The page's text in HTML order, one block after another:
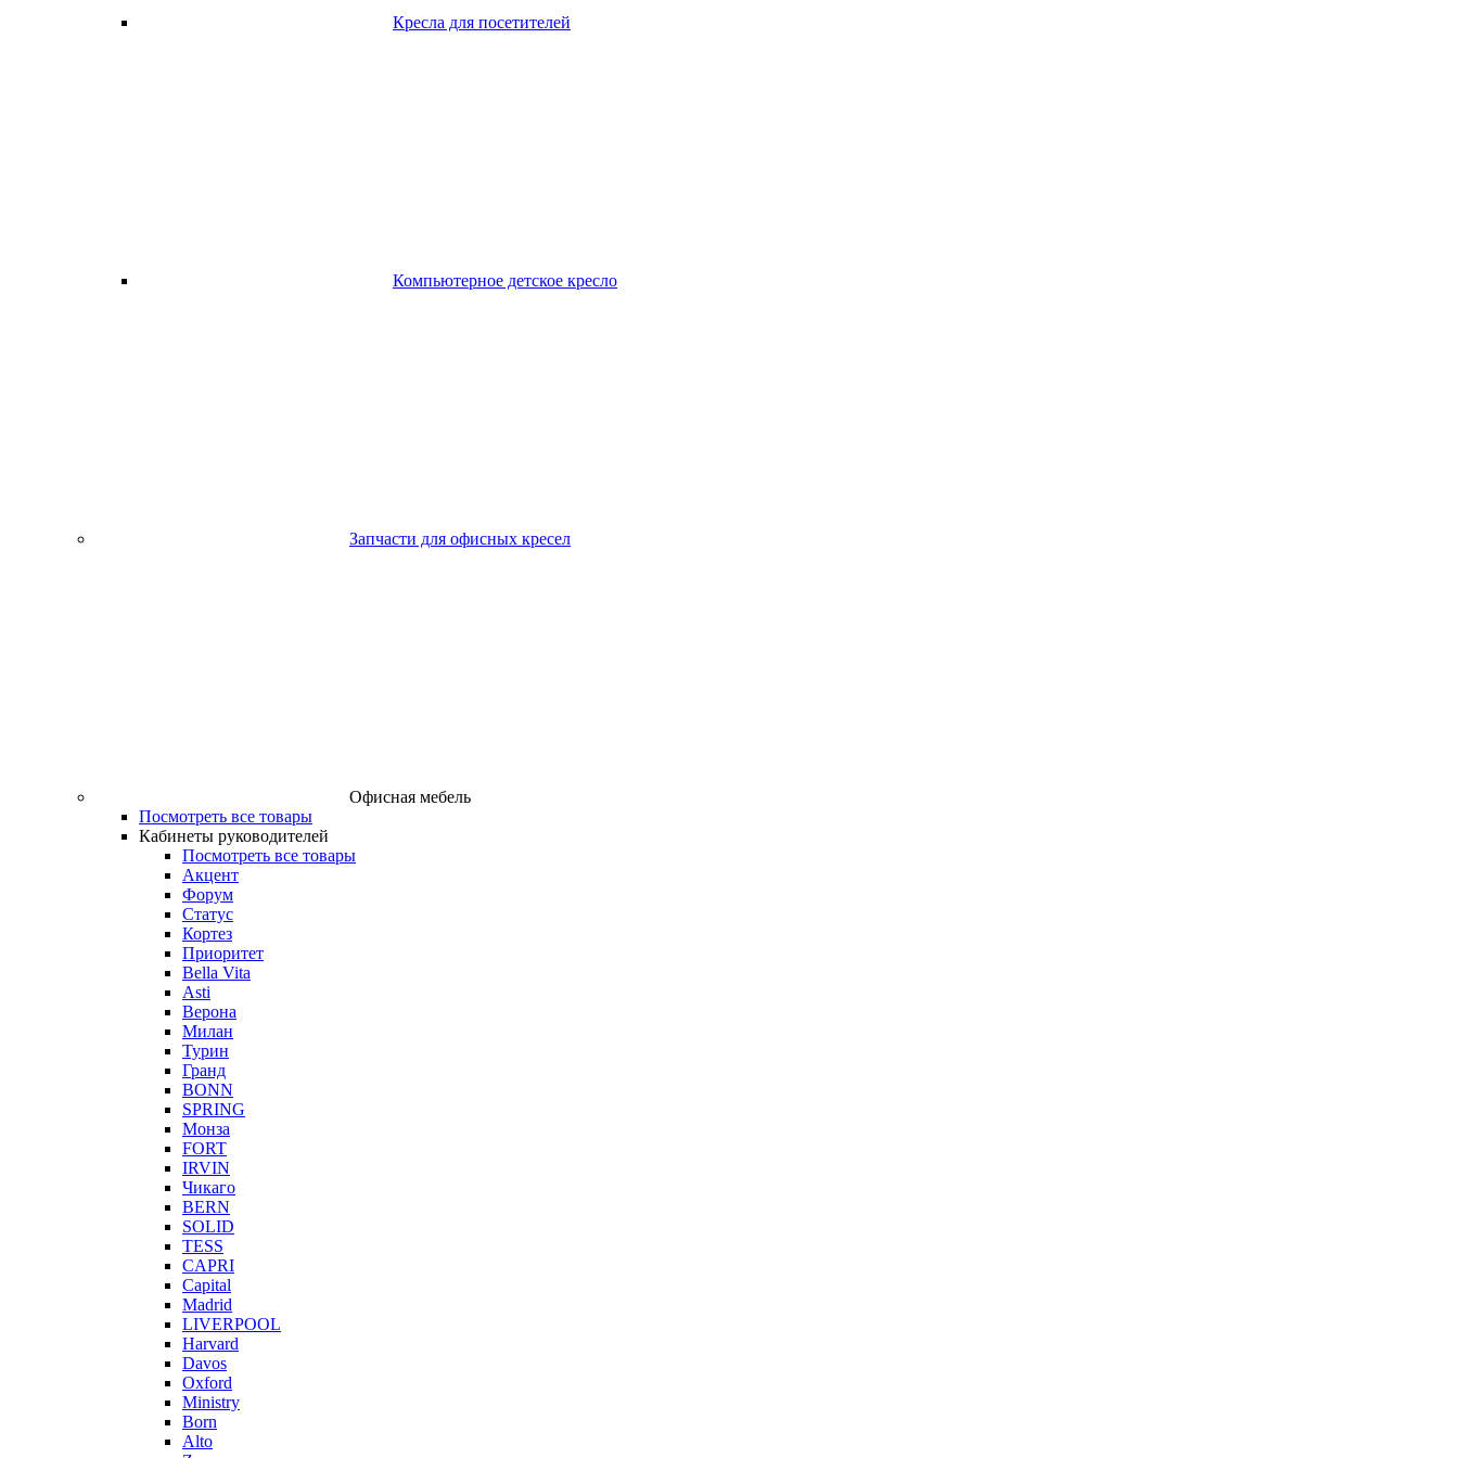
Кресла для посетителей
Компьютерное детское кресло
Запчасти для офисных кресел
Офисная мебель
Посмотреть все товары
Кабинеты руководителей
Посмотреть все товары
Акцент
Форум
Статус
Кортез
Приоритет
Bella Vita
Asti
Верона
Милан
Турин
Гранд
BONN
SPRING
Монза
FORT
IRVIN
Чикаго
BERN
SOLID
TESS
CAPRI
Capital
Madrid
LIVERPOOL
Harvard
Davos
Oxford
Ministry
Born
Alto